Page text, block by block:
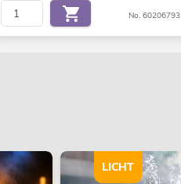
No. 60206793
LICHT